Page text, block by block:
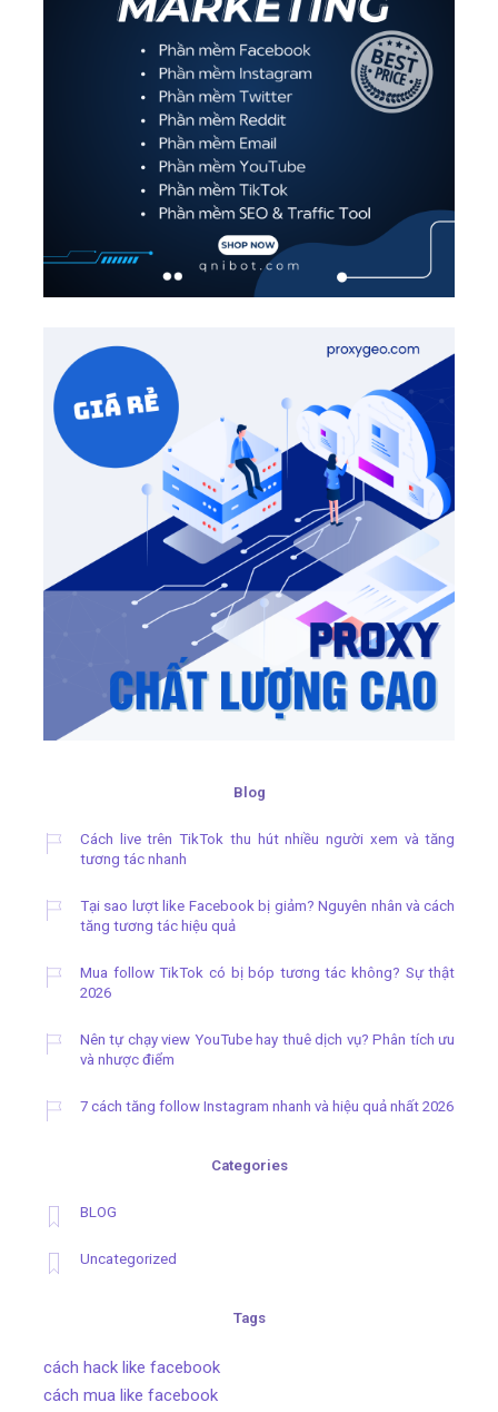
Blog
Cách live trên TikTok thu hút nhiều người xem và tăng
tương tác nhanh
Tại sao lượt like Facebook bị giảm? Nguyên nhân và cách
tăng tương tác hiệu quả
Mua follow TikTok có bị bóp tương tác không? Sự thật
2026
Nên tự chạy view YouTube hay thuê dịch vụ? Phân tích ưu
và nhược điểm
7 cách tăng follow Instagram nhanh và hiệu quả nhất 2026
Categories
BLOG
Uncategorized
Tags
cách hack like facebook
cách mua like facebook